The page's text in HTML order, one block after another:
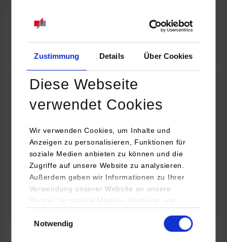
Zustimmung Details Über Cookies
Diese Webseite
verwendet Cookies
Wir verwenden Cookies, um Inhalte und
Anzeigen zu personalisieren, Funktionen für
soziale Medien anbieten zu können und die
Zugriffe auf unsere Website zu analysieren.
Außerdem geben wir Informationen zu Ihrer
Verwendung unserer Website an unsere
Partner für soziale Medien, Werbung und
YouTube, Google Maps) führen diese
Notwendig
Online INDIS-Infoveranstaltung für Studierende
Zum Event
Technologietag: Clean Urban Transportation –
nachhaltige Mobilität im (sub)urbanen Umfeld
16.09.2026 - 17.09.2026
Im Mittelpunkt stehen elektrische Antriebe, moderne
Batterietechnologien und innovative Fahrzeugkonzepte für
nachhaltige Mobilität in Stadt und…